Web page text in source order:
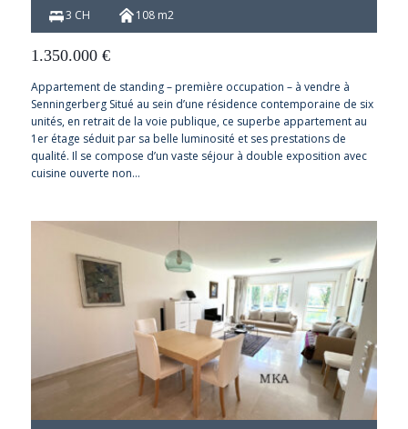
3 CH 108 m2
1.350.000€
Appartement de standing – première occupation – à vendre à
Senningerberg Situé au sein d’une résidence contemporaine de six
unités, en retrait de la voie publique, ce superbe appartement au
1er étage séduit par sa belle luminosité et ses prestations de
qualité. Il se compose d’un vaste séjour à double exposition avec
cuisine ouverte non…